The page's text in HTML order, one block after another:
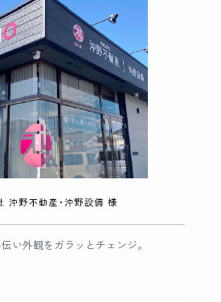
い外観をガラッとチェンジ。